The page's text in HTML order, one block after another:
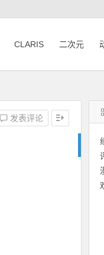
CLARIS 二次元
发表评论